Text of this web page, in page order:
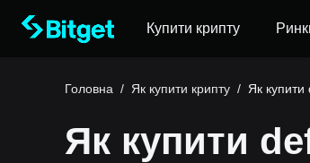
Купити крипту
Головна / Як купити крипту / Як
Як купити